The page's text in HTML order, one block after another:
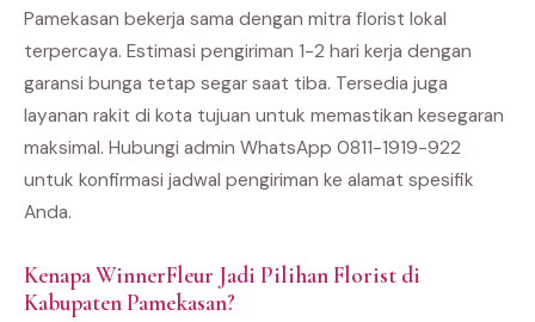
Pamekasan bekerja sama dengan mitra florist lokal
terpercaya. Estimasi pengiriman 1-2 hari kerja dengan
garansi bunga tetap segar saat tiba. Tersedia juga
layanan rakit di kota tujuan untuk memastikan kesegaran
maksimal. Hubungi admin WhatsApp 0811-1919-922
untuk konfirmasi jadwal pengiriman ke alamat spesifik
Anda.
Kenapa WinnerFleur Jadi Pilihan Florist di
Kabupaten Pamekasan?